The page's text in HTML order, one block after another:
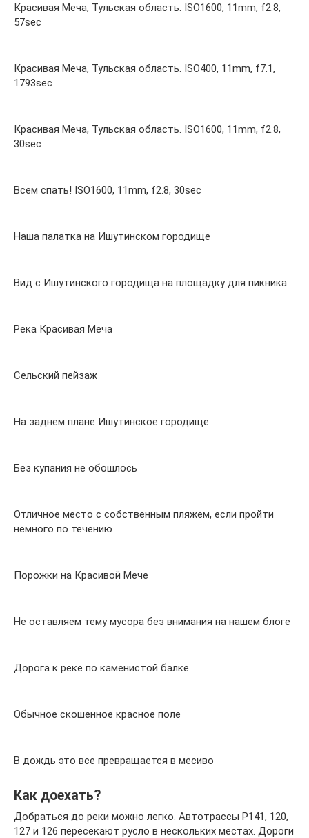
Красивая Меча, Тульская область. ISO1600, 11mm, f2.8,
57sec
Красивая Меча, Тульская область. ISO400, 11mm, f7.1,
1793sec
Красивая Меча, Тульская область. ISO1600, 11mm, f2.8,
30sec
Всем спать! ISO1600, 11mm, f2.8, 30sec
Наша палатка на Ишутинском городище
Вид с Ишутинского городища на площадку для пикника
Река Красивая Меча
Сельский пейзаж
На заднем плане Ишутинское городище
Без купания не обошлось
Отличное место с собственным пляжем, если пройти
немного по течению
Порожки на Красивой Мече
Не оставляем тему мусора без внимания на нашем блоге
Дорога к реке по каменистой балке
Обычное скошенное красное поле
В дождь это все превращается в месиво
Как доехать?
Добраться до реки можно легко. Автотрассы Р141, 120,
127 и 126 пересекают русло в нескольких местах. Дороги